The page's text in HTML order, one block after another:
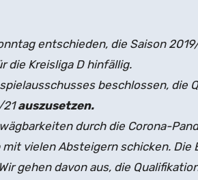
entschieden, die Saison
die Kreisliga D hinfällig.
beschlossen, die
21auszusetzen.
durch die Corona-
vielen Absteigern schicken. Die
gehen davon aus, die